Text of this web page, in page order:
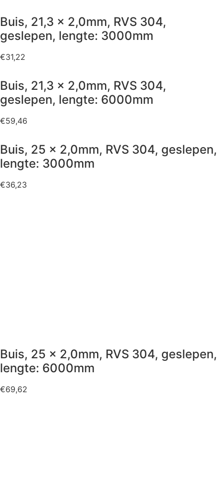
Buis, 21,3 x 2,0mm, RVS 304,
geslepen, lengte: 3000mm
€31,22
Buis, 21,3 x 2,0mm, RVS 304,
geslepen, lengte: 6000mm
€59,46
Buis, 25 x 2,0mm, RVS 304, geslepen,
lengte: 3000mm
€36,23
Buis, 25 x 2,0mm, RVS 304, geslepen,
lengte: 6000mm
€69,62